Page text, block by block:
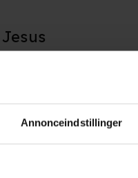
Annonceindstillinger